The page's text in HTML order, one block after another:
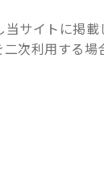
サイトに掲
次利用する場